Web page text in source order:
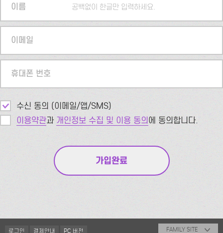
이름 공백없이 한글만 입력하세요.
이메일
휴대폰 번호
수신 동의 (이메일/앱/SMS)
이용약관과 개인정보 수집 및 이용 동의에 동의합니다.
로그인 결제안내 PC 버전 FAMILY SITE